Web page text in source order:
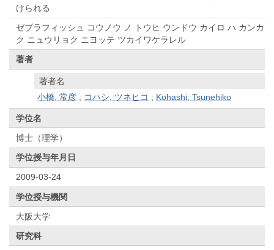
けられる
ゼブラフィッシュ コウノウ ノ トウヒ ウンドウ カイロ ハ カンカ
ク ニュウリョク ニヨッテ ツカイワケラレル
著者
著者名
小橋, 常彦 ; コハシ, ツネヒコ ; Kohashi, Tsunehiko
学位名
博士（理学）
学位授与年月日
2009-03-24
学位授与機関
大阪大学
研究科